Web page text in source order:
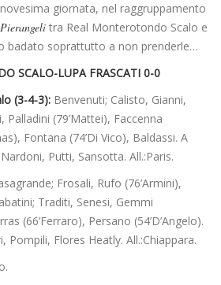
giornata, nel raggruppamento
Pierangeli tra Real Monterotondo Scalo e
badato soprattutto a non prenderle…
SCALO-LUPA FRASCATI 0-0
(3-4-3): Benvenuti; Calisto, Gianni,
Palladini (79’Mattei), Faccenna
Fontana (74’Di Vico), Baldassi. A
Putti, Sansotta. All.:Paris.
Frosali, Rufo (76’Armini),
Traditi, Senesi, Gemmi
(66’Ferraro), Persano (54’D’Angelo).
Pompili, Flores Heatly. All.:Chiappara.